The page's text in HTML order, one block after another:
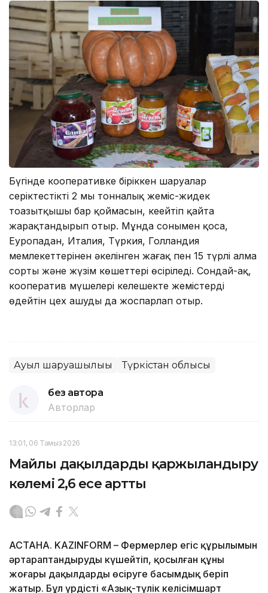
Бүгінде кооперативке біріккен шаруалар
серіктестіктің 2 мың тонналық жеміс-жидек
тоңазытқышы бар қоймасын, кеңейтіп қайта
жарақтандырып отыр. Мұнда сонымен қоса,
Еуропадан, Италия, Түркия, Голландия
мемлекеттерінен әкелінген жаңғақ пен 15 түрлі алма
сорты және жүзім көшеттері өсіріледі. Сондай-ақ,
кооператив мүшелері келешекте жемістерді
өңдейтін цех ашуды да жоспарлап отыр.
Ауыл шаруашылығы Түркістан облысы
без автора
Авторлар
13:01, 06 Тамыз 2026
Майлы дақылдарды қаржыландыру
көлемі 2,6 есе артты
АСТАНА. KAZINFORM – Фермерлер егіс құрылымын
әртараптандыруды күшейтіп, қосылған құны
жоғары дақылдарды өсіруге басымдық беріп
жатыр. Бұл үрдісті «Азық-түлік келісімшарт